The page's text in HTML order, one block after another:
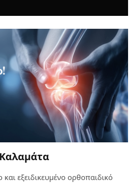
εξειδικευμένο ορθοπαιδικό